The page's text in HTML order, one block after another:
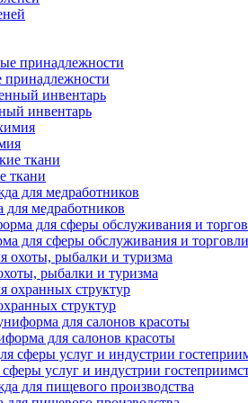
принадлежности
инвентарь
ткани
медработников
для сферы обслуживания и торговли
рыбалки и туризма
структур
для салонов красоты
услуг и индустрии